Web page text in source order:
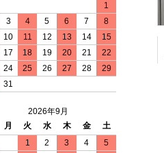
1
3 4 5 6 7
8
10 11 12 13 14
15
17 18 19 20 21
22
24 25 26 27 28
29
31
2026年9月
月 火 水 木 金
土
1
2 3 4
5